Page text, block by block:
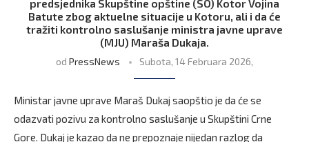
predsjednika Skupštine opštine (SO) Kotor Vojina
Batute zbog aktuelne situacije u Kotoru, ali i da će
tražiti kontrolno saslušanje ministra javne uprave
(MJU) Maraša Dukaja.
od PressNews Subota, 14 Februara 2026,
Ministar javne uprave Maraš Dukaj saopštio je da će se
odazvati pozivu za kontrolno saslušanje u Skupštini Crne
Gore. Dukaj je kazao da ne prepoznaje nijedan razlog da